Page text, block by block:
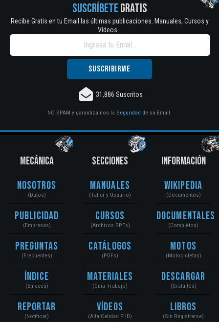
SUSCRÍBETEGRATIS
Recibe Gratis en tu Email las últimas publicaciones. Manuales, Cursos y
Vídeos...
31,886 Suscritos
NO SPAM y garantizamos la Seguridad de su Email.
MECÁNICA
Nosotros
(Datos)
Publicidad
(Empresas)
Preguntas
(Frecuentes)
Índice
(Enlaces)
Reportar
(Notificar)
SECCIONES
Manuales
(Taller y Usuario)
Cursos
(Archivos PPTs)
Catálogos
(PDFs)
Materiales
(Guía Trabajo)
Vídeos
(Alta Calidad FHD)
INFORMACIÓN
Wikipedia
(Documentos)
Documentales
(Completos)
Motos
(Motocicletas)
Descargar
(Gratuitos)
Libros
(Sin Registrarse)